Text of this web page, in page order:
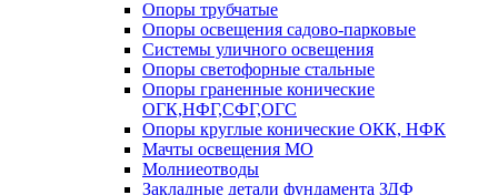
Опоры трубчатые
Опоры освещения садово-парковые
Системы уличного освещения
Опоры светофорные стальные
Опоры граненные конические
ОГК,НФГ,СФГ,ОГС
Опоры круглые конические ОКК, НФК
Мачты освещения МО
Молниеотводы
Закладные детали фундамента ЗДФ